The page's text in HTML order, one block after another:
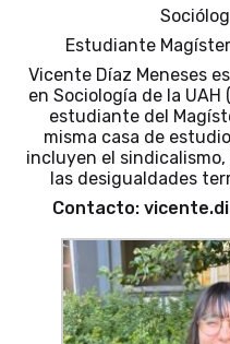
Estudiante
Vicente Díaz Meneses
en Sociología de la
estudiante del
misma casa de
incluyen el sindicalismo,
las desigualdades
Contacto: